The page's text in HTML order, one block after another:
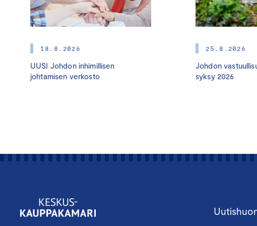
OP
18.8.2026
UUSI Johdon inhimillisen
johtamisen verkosto
25.8.2026
Johdon
syksy 2026